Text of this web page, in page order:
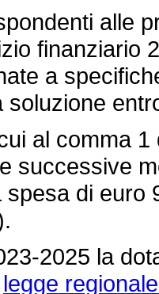
alle
finanziario
a
soluzione
al comma
e successive
di euro
2025 la
legge